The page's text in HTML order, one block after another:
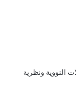
النووية ونظرية